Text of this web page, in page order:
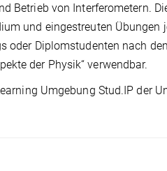
Betrieb von Interferometern.
und eingestreuten Übungen
oder Diplomstudenten nach
der Physik“ verwendbar.
Umgebung Stud.IP der